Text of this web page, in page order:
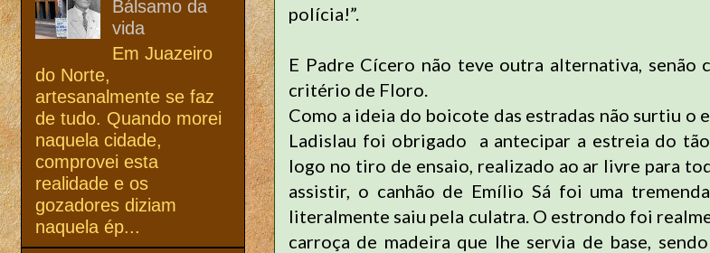
polícia!”.
E Padre Cícero não teve outra alternativa, senão
critério de Floro.
Como a ideia do boicote das estradas não surtiu o
Ladislau foi obrigado a antecipar a estreia do tão
logo no tiro de ensaio, realizado ao ar livre para
assistir, o canhão de Emílio Sá foi uma
literalmente saiu pela culatra. O estrondo foi
carroça de madeira que lhe servia de base,
Bálsamo da
vida
Em Juazeiro
do Norte,
artesanalmente se faz
de tudo. Quando morei
naquela cidade,
comprovei esta
realidade e os
gozadores diziam
naquela ép...